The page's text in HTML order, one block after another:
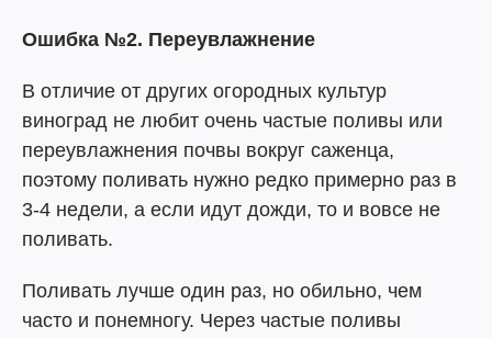
Ошибка №2. Переувлажнение
В отличие от других огородных культур
виноград не любит очень частые поливы или
переувлажнения почвы вокруг саженца,
поэтому поливать нужно редко примерно раз в
3-4 недели, а если идут дожди, то и вовсе не
поливать.
Поливать лучше один раз, но обильно, чем
часто и понемногу. Через частые поливы